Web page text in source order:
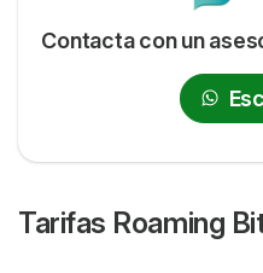
Contacta con un
Tarifas Roaming